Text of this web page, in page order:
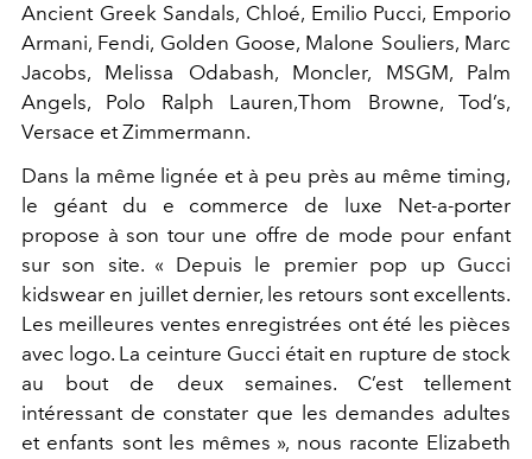
Ancient Greek Sandals, Chloé, Emilio Pucci, Emporio
Armani, Fendi, Golden Goose, Malone Souliers, Marc
Jacobs, Melissa Odabash, Moncler, MSGM, Palm
Angels, Polo Ralph Lauren,Thom Browne, Tod’s,
Versace et Zimmermann.
Dans la même lignée et à peu près au même timing,
le géant du e commerce de luxe Net-a-porter
propose à son tour une offre de mode pour enfant
sur son site. « Depuis le premier pop up Gucci
kidswear en juillet dernier, les retours sont excellents.
Les meilleures ventes enregistrées ont été les pièces
avec logo. La ceinture Gucci était en rupture de stock
au bout de deux semaines. C’est tellement
intéressant de constater que les demandes adultes
et enfants sont les mêmes », nous raconte Elizabeth